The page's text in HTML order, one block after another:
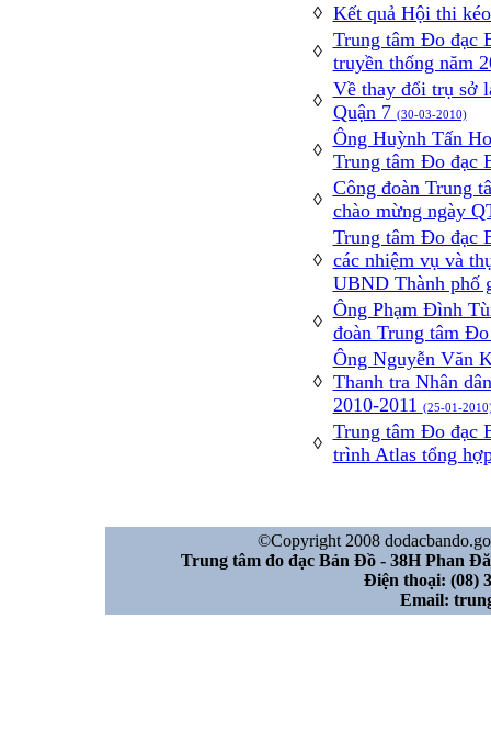
◊ Kết quả Hội thi
◊
Trung tâm Đo đạc
truyền thống năm
◊
Về thay đổi trụ sở
Quận 7 (30-03-2010)
◊
Ông Huỳnh Tấn
Trung tâm Đo đạc
◊
Công đoàn Trung
chào mừng ngày
◊
Trung tâm Đo đạc
các nhiệm vụ và
UBND Thành phố
◊
Ông Phạm Đình
đoàn Trung tâm
◊
Ông Nguyễn Văn
Thanh tra Nhân
2010-2011 (25-01-
◊
Trung tâm Đo đạc
trình Atlas tổng
©Copyright 2008
Trung tâm đo đạc Bản Đồ - 38H Phan
Điện thoại: (08)
Email: